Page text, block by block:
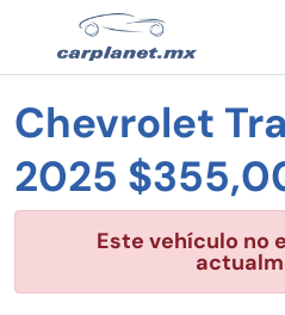
Chevrolet
2025
Este vehículo no